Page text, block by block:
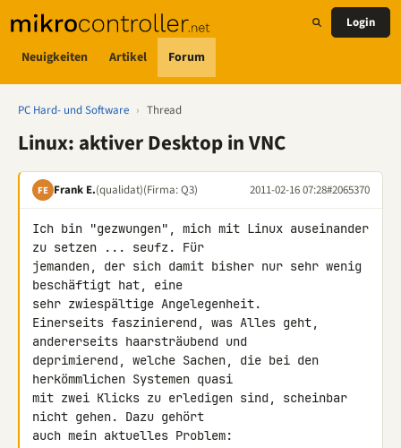
Neuigkeiten Artikel Forum
Login
PC Hard- und Software › Thread
Linux: aktiver Desktop in VNC
FE Frank E.(qualidat)(Firma: Q3) 2011-02-16 07:28#2065370
Ich bin "gezwungen", mich mit Linux auseinander
zu setzen ... seufz. Für
jemanden, der sich damit bisher nur sehr wenig
beschäftigt hat, eine
sehr zwiespältige Angelegenheit.
Einerseits faszinierend, was Alles geht,
andererseits haarsträubend und
deprimierend, welche Sachen, die bei den
herkömmlichen Systemen quasi
mit zwei Klicks zu erledigen sind, scheinbar
nicht gehen. Dazu gehört
auch mein aktuelles Problem: